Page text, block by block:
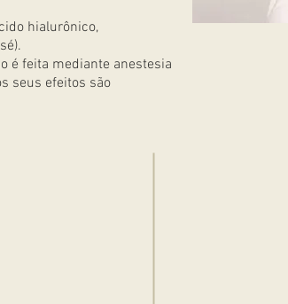
hialurônico,
.
é feita mediante anestesia
seus efeitos são